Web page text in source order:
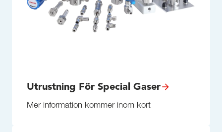
Utrustning För Special Gaser
Mer information kommer inom kort